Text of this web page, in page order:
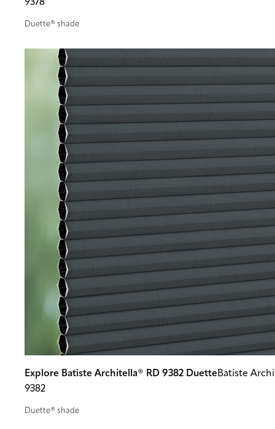
9378
Duette® shade
Explore Batiste Architella® RD 9382 DuetteBatiste
9382
Duette® shade